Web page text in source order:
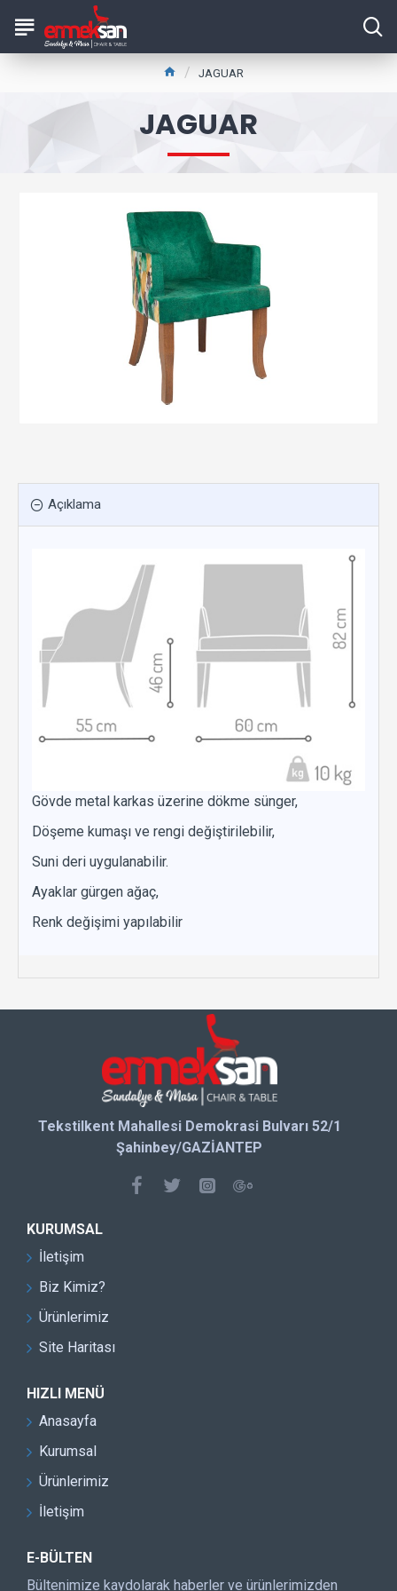
JAGUAR
JAGUAR
Açıklama
Gövde metal karkas üzerine dökme sünger,
Döşeme kumaşı ve rengi değiştirilebilir,
Suni deri uygulanabilir.
Ayaklar gürgen ağaç,
Renk değişimi yapılabilir
Tekstilkent Mahallesi Demokrasi Bulvarı 52/1
Şahinbey/GAZİANTEP
KURUMSAL
İletişim
Biz Kimiz?
Ürünlerimiz
Site Haritası
HIZLI MENÜ
Anasayfa
Kurumsal
Ürünlerimiz
İletişim
E-BÜLTEN
Bültenimize kaydolarak haberler ve ürünlerimizden